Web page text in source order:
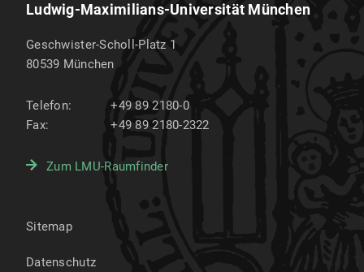
Ludwig-Maximilians-Universität München
Geschwister-Scholl-Platz 1
80539 München
Telefon:
+49 89 2180-0
Fax:
+49 89 2180-2322
Zum LMU-Raumfinder
Sitemap
Datenschutz